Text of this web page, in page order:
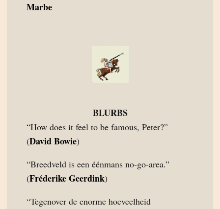
Marbe
BLURBS
“How does it feel to be famous, Peter?”
(David Bowie)
“Breedveld is een éénmans no-go-area.”
(Fréderike Geerdink)
“Tegenover de enorme hoeveelheid